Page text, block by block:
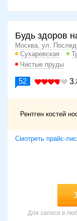
Будь здоров
Москва, ул.
Сухаревская
Чистые пруды
52
Рентген костей
Смотреть прайс-
Для записи в